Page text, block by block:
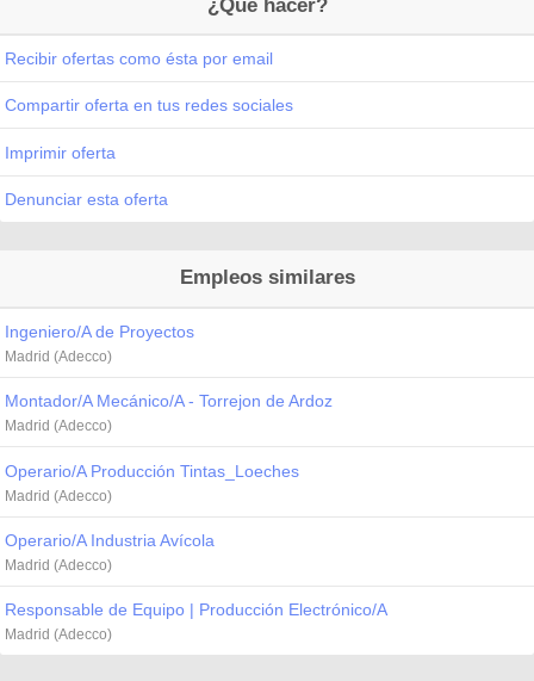
¿Que hacer?
Recibir ofertas como ésta por email
Compartir oferta en tus redes sociales
Imprimir oferta
Denunciar esta oferta
Empleos similares
Ingeniero/A de Proyectos
Madrid (Adecco)
Montador/A Mecánico/A - Torrejon de Ardoz
Madrid (Adecco)
Operario/A Producción Tintas_Loeches
Madrid (Adecco)
Operario/A Industria Avícola
Madrid (Adecco)
Responsable de Equipo | Producción Electrónico/A
Madrid (Adecco)